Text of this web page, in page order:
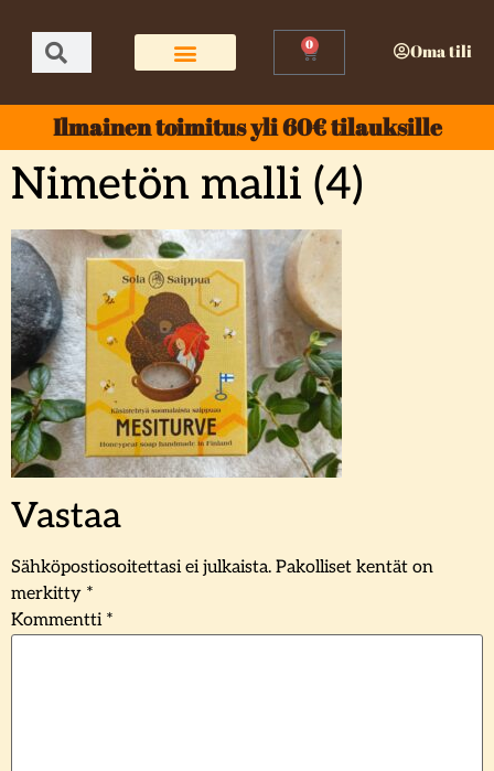
0 Oma tili
Ilmainen toimitus yli 60€ tilauksille
Nimetön malli (4)
Vastaa
Sähköpostiosoitettasi ei julkaista. Pakolliset kentät on
merkitty *
Kommentti *